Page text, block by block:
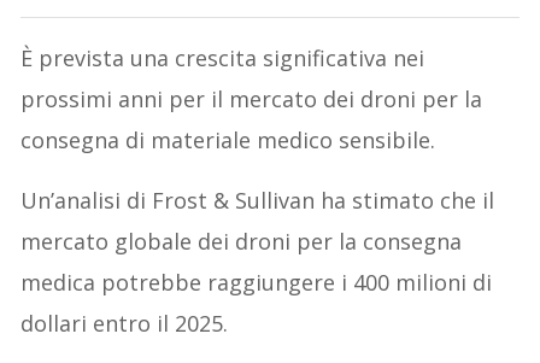
È prevista una crescita significativa nei
prossimi anni per il mercato dei droni per la
consegna di materiale medico sensibile.
Un’analisi di Frost & Sullivan ha stimato che il
mercato globale dei droni per la consegna
medica potrebbe raggiungere i 400 milioni di
dollari entro il 2025.